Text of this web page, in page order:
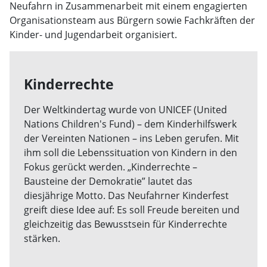
Neufahrn in Zusammenarbeit mit einem engagierten
Organisationsteam aus Bürgern sowie Fachkräften der
Kinder- und Jugendarbeit organisiert.
Kinderrechte
Der Weltkindertag wurde von UNICEF (United
Nations Children's Fund) – dem Kinderhilfswerk
der Vereinten Nationen – ins Leben gerufen. Mit
ihm soll die Lebenssituation von Kindern in den
Fokus gerückt werden. „Kinderrechte –
Bausteine der Demokratie” lautet das
diesjährige Motto. Das Neufahrner Kinderfest
greift diese Idee auf: Es soll Freude bereiten und
gleichzeitig das Bewusstsein für Kinderrechte
stärken.